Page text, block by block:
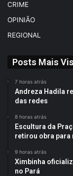
CRIME
OPINIÃO
REGIONAL
Posts Mais
7 horas atrás
Andreza Hadila
das redes
8 horas atrás
Escultura da
retirou obra para
9 horas atrás
Ximbinha
no Pará